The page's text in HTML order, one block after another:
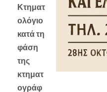
Κτηματ
ολόγιο
κατά τη
φάση
της
κτηματ
ογράφ